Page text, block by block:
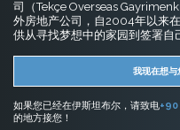
司（Tekçe Overseas
外房地产公司，自2004年以来
供从寻找梦想中的家园到签署自
我现在想与
如果您已经在伊斯坦布尔，请致电
的地方接您！